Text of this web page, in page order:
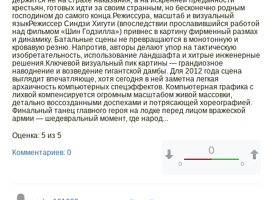
крестьян, готовых идти за своим странным, но бесконечно родным
господином до самого конца.Режиссура, масштаб и визуальный
языкРежиссер Синдзи Хигути (впоследствии прославившийся работой
над фильмом «Шин Годзилла») привнес в картину фирменный размах
и динамику. Батальные сцены не превращаются в монотонную и
кровавую резню. Напротив, авторы делают упор на тактическую
изобретательность, использование ландшафта и хитрые инженерные
решения.Ключевой визуальный пик картины — грандиозное
наводнение и возведение гигантской дамбы. Для 2012 года сцена
выглядит впечатляюще, хотя сегодня в ней заметна легкая
архаичность компьютерных спецэффектов. Компьютерная графика с
лихвой компенсируется огромным масштабом живой массовки,
детально воссозданными доспехами и потрясающей хореографией.
Финальный танец главного героя на лодке перед лицом вражеской
армии — шедевральный момент, где народ...
Оценка: 5 из 5
Комментариев: 0
0
0 0